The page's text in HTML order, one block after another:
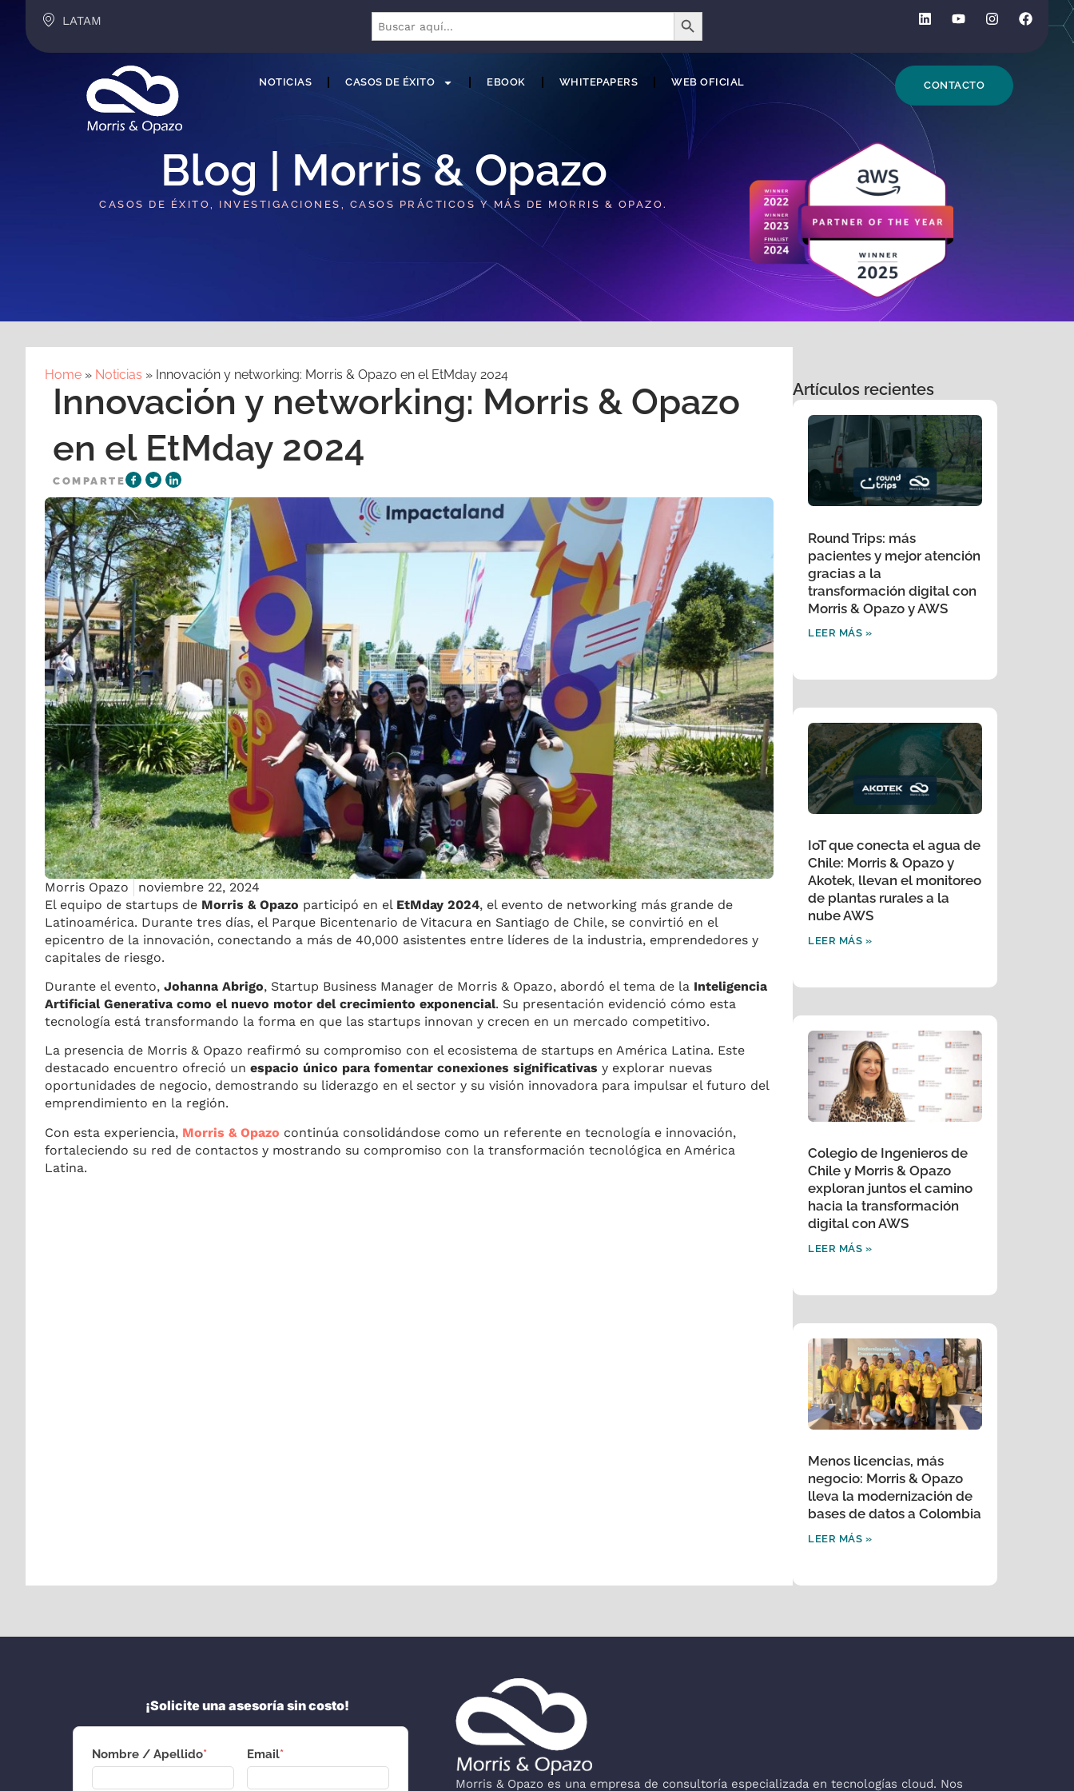
LATAM Buscar:
BOTÓN DE BÚSQUEDA
NOTICIAS CASOS DE ÉXITO EBOOK WHITEPAPERS WEB OFICIAL CONTACTO
Blog | Morris & Opazo
CASOS DE ÉXITO, INVESTIGACIONES, CASOS PRÁCTICOS Y MÁS DE MORRIS & OPAZO.
Home » Noticias » Innovación y networking: Morris & Opazo en el EtMday 2024
Innovación y networking: Morris & Opazo
en el EtMday 2024
COMPARTE
Morris Opazo
noviembre 22, 2024
El equipo de startups de Morris & Opazo participó en el EtMday 2024, el evento de networking más grande de
Latinoamérica. Durante tres días, el Parque Bicentenario de Vitacura en Santiago de Chile, se convirtió en el
epicentro de la innovación, conectando a más de 40,000 asistentes entre líderes de la industria, emprendedores y
capitales de riesgo.
Durante el evento, Johanna Abrigo, Startup Business Manager de Morris & Opazo, abordó el tema de la Inteligencia
Artificial Generativa como el nuevo motor del crecimiento exponencial. Su presentación evidenció cómo esta
tecnología está transformando la forma en que las startups innovan y crecen en un mercado competitivo.
La presencia de Morris & Opazo reafirmó su compromiso con el ecosistema de startups en América Latina. Este
destacado encuentro ofreció un espacio único para fomentar conexiones significativas y explorar nuevas
oportunidades de negocio, demostrando su liderazgo en el sector y su visión innovadora para impulsar el futuro del
emprendimiento en la región.
Con esta experiencia, Morris & Opazo continúa consolidándose como un referente en tecnología e innovación,
fortaleciendo su red de contactos y mostrando su compromiso con la transformación tecnológica en América
Latina.
Artículos recientes
Round Trips: más
pacientes y mejor atención
gracias a la
transformación digital con
Morris & Opazo y AWS
LEER MÁS »
IoT que conecta el agua de
Chile: Morris & Opazo y
Akotek, llevan el monitoreo
de plantas rurales a la
nube AWS
LEER MÁS »
Colegio de Ingenieros de
Chile y Morris & Opazo
exploran juntos el camino
hacia la transformación
digital con AWS
LEER MÁS »
Menos licencias, más
negocio: Morris & Opazo
lleva la modernización de
bases de datos a Colombia
LEER MÁS »
¡Solicite una asesoría sin costo!
Nombre / Apellido* Email*
Morris & Opazo es una empresa de consultoría especializada en tecnologías cloud. Nos